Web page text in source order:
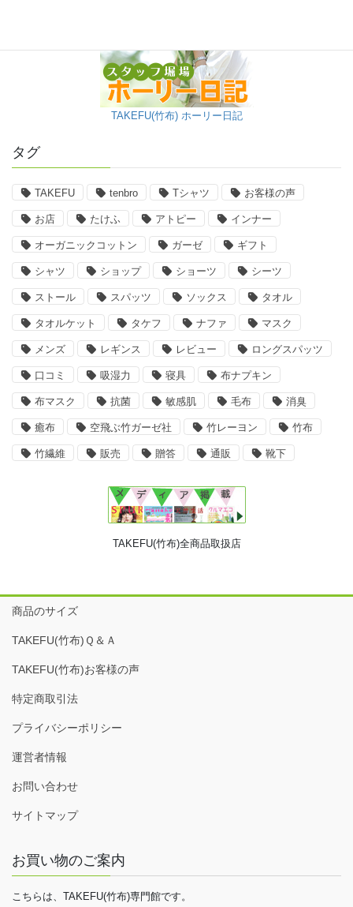
TAKEFU(竹布) ホーリー日記
タグ
TAKEFU tenbro Tシャツ お客様の声
お店 たけふ アトピー インナー
オーガニックコットン ガーゼ ギフト
シャツ ショップ ショーツ シーツ
ストール スパッツ ソックス タオル
タオルケット タケフ ナファ マスク
メンズ レギンス レビュー ロングスパッツ
口コミ 吸湿力 寝具 布ナプキン
布マスク 抗菌 敏感肌 毛布 消臭
癒布 空飛ぶ竹ガーゼ社 竹レーヨン 竹布
竹繊維 販売 贈答 通販 靴下
TAKEFU(竹布)全商品取扱店
商品のサイズ
TAKEFU(竹布)Ｑ＆Ａ
TAKEFU(竹布)お客様の声
特定商取引法
プライバシーポリシー
運営者情報
お問い合わせ
サイトマップ
お買い物のご案内
こちらは、TAKEFU(竹布)専門館です。